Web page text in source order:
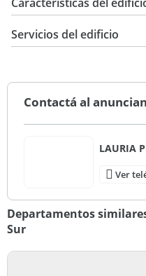
2
Entre
Excelente
Servicios del edificio
Contactá al
LAURIA
Ver
Departamentos
Sur